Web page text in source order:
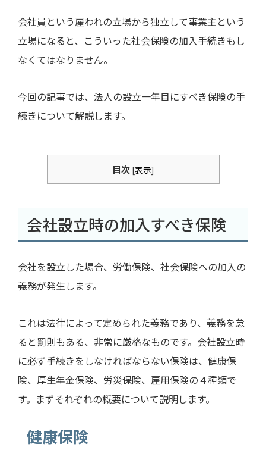
会社員という雇われの立場から独立して事業主という
立場になると、こういった社会保険の加入手続きもし
なくてはなりません。
今回の記事では、法人の設立一年目にすべき保険の手
続きについて解説します。
目次 [表示]
会社設立時の加入すべき保険
会社を設立した場合、労働保険、社会保険への加入の
義務が発生します。
これは法律によって定められた義務であり、義務を怠
ると罰則もある、非常に厳格なものです。会社設立時
に必ず手続きをしなければならない保険は、健康保
険、厚生年金保険、労災保険、雇用保険の４種類で
す。まずそれぞれの概要について説明します。
健康保険